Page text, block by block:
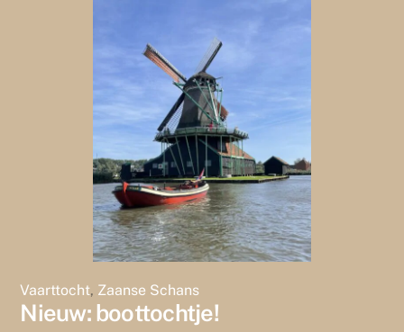
Vaarttocht, Zaanse Schans
Nieuw: boottochtje!